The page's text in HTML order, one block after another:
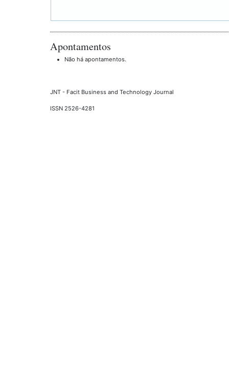
Apontamentos
Não há apontamentos.
JNT - Facit Business and Technology Journal
ISSN 2526-4281